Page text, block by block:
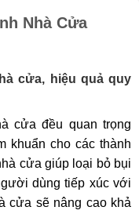
Nhà Cửa
cửa, hiệu quả quy
cửa đều quan trọng
khuẩn cho các thành
cửa giúp loại bỏ bụi
dùng tiếp xúc với
cửa sẽ nâng cao khả